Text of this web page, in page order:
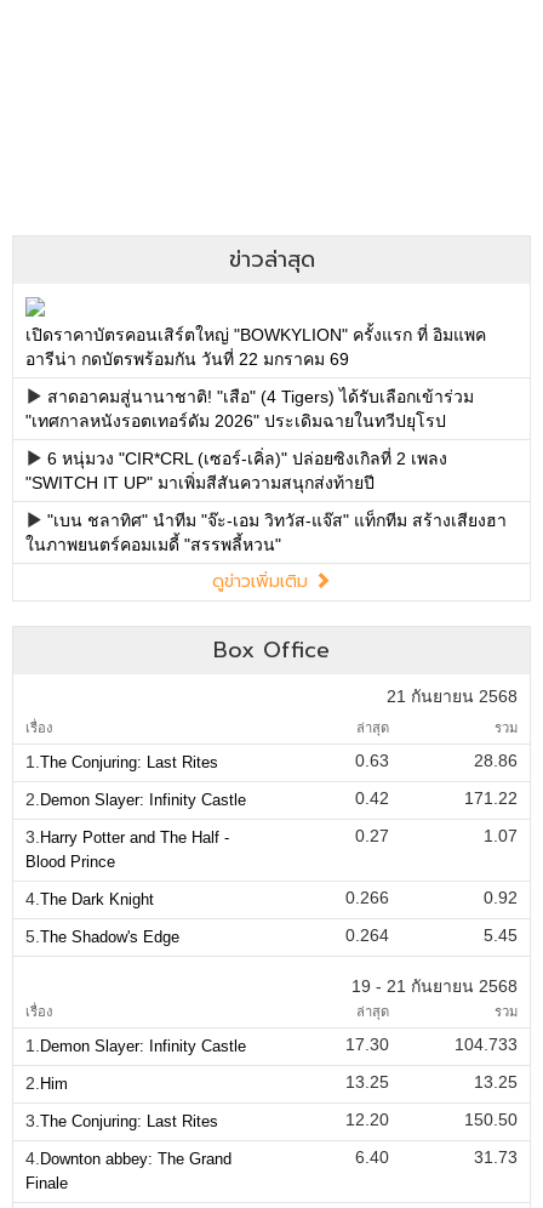
ข่าวล่าสุด
เปิดราคาบัตรคอนเสิร์ตใหญ่ "BOWKYLION" ครั้งแรก ที่ อิมแพค
อารีน่า กดบัตรพร้อมกัน วันที่ 22 มกราคม 69
สาดอาคมสู่นานาชาติ! "เสือ" (4 Tigers) ได้รับเลือกเข้าร่วม
"เทศกาลหนังรอตเทอร์ดัม 2026" ประเดิมฉายในทวีปยุโรป
6 หนุ่มวง "CIR*CRL (เซอร์-เคิ่ล)" ปล่อยซิงเกิลที่ 2 เพลง
"SWITCH IT UP" มาเพิ่มสีสันความสนุกส่งท้ายปี
"เบน ชลาทิศ" นำทีม "จ๊ะ-เอม วิทวัส-แจ๊ส" แท็กทีม สร้างเสียงฮา
ในภาพยนตร์คอมเมดี้ "สรรพลี้หวน"
ดูข่าวเพิ่มเติม
Box Office
21 กันยายน 2568
เรื่อง ล่าสุด รวม
1. The Conjuring: Last Rites 0.63
28.86
2. Demon Slayer: Infinity Castle 0.42
171.22
3. Harry Potter and The Half -
Blood Prince
0.27 1.07
4. The Dark Knight 0.266
0.92
5. The Shadow's Edge 0.264 5.45
19 - 21 กันยายน 2568
เรื่อง ล่าสุด รวม
1. Demon Slayer: Infinity Castle 17.30
104.733
2. Him 13.25
13.25
3. The Conjuring: Last Rites 12.20
150.50
4. Downton abbey: The Grand
Finale
6.40 31.73